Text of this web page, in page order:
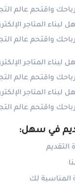
واقتحم عالم
المتاجر
واقتحم عالم
المتاجر
واقتحم عالم
المتاجر
واقتحم عالم
في سهل:
التقديم
المناسبة لك